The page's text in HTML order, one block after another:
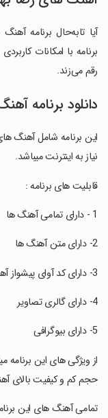
آیا تابه‌حال برنامه
برنامه با امکانات
رقم می‌زند.
دانلود برنامه
این برنامه شامل آهنگ
نیاز به اینترنت میباشد.‏
‏قابلیت های برنامه :‏
‏از ویژگی های این
حجم کم و کیفیت بالای
‏تمامی آهنگ های این